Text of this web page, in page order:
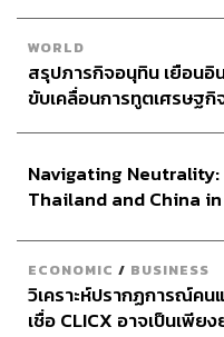
WORLD
สรุปภารกิจอนุทิน เยือนอิ
ขับเคลื่อนการทูตเศรษฐกิ
Navigating Neutrality:
Thailand and China
ECONOMIC / BUSINESS
วิเคราะห์ปรากฏการณ์ค
เชื่อ CLICX อาจเป็นเพีย